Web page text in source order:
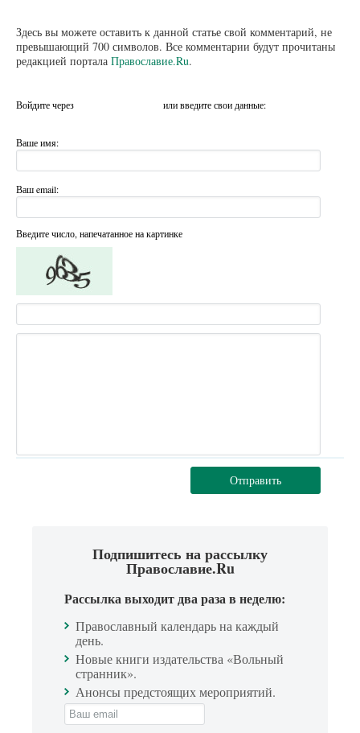
Здесь вы можете оставить к данной статье свой комментарий, не
превышающий 700 символов. Все комментарии будут прочитаны
редакцией портала Православие.Ru.
Войдите через или введите свои данные:
Ваше имя:
Ваш email:
Введите число, напечатанное на картинке
Отправить
Подпишитесь на рассылку
Православие.Ru
Рассылка выходит два раза в неделю:
Православный календарь на каждый
день.
Новые книги издательства «Вольный
странник».
Анонсы предстоящих мероприятий.